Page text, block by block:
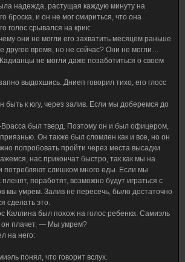
надежда, растущая каждую минуту на
броска, и он не мог смириться, что она
голос срывался на крик:
они не могли его захватить месяцем раньше
другое время, но не сейчас? Они не могли…
не могли даже позаботиться о своем
выдохшись. Дниеп говорил тихо, его глосс
к югу, через залив. Если мы доберемся до
был тверд. Поэтому он и был офицером,
Он также был сломлен как и все, но он
попробовать пройти через места высадки
нас прикончат быстро, так как мы на
потребляют слишком много еды. Если мы
поработят, возможно будут играться с
мы умрем. Залив не пересечь, было достаточно
сделать это.
Каллина был похож на голос ребенка. Самиэль
он плачет. — Мы умрем?
на него:
понял, что говорит вслух.